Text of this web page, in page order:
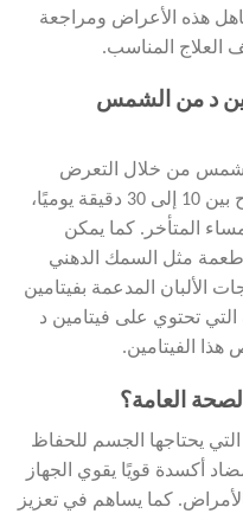
هذه الأعراض ومراجعة
العلاج المناسب.
د من الشمس
من خلال التعرض
لأشعة الشمس المباشرة لمدة تتراوح بين 10 إلى 30 دقيقة يوميًا،
المتأخر. كما يمكن
مثل السمك الدهني
الألبان المدعمة بفيتامين
التي تحتوي على فيتامين د
الفيتامين.
العامة؟
التي يحتاجها الجسم للحفاظ
أكسدة قويًا يقوي الجهاز
كما يساهم في تعزيز